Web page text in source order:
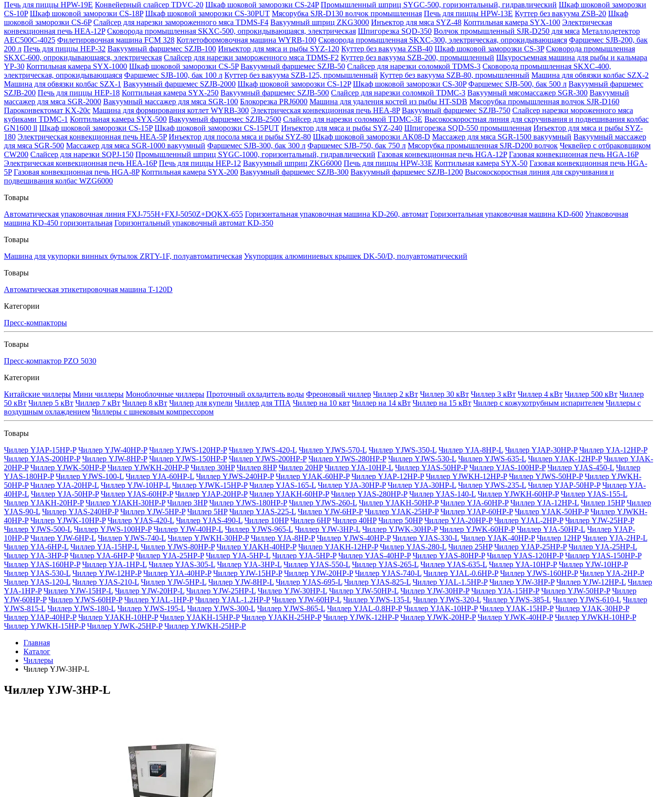
Печь для пиццы HPW-19E Конвейерный слайсер TDVC-20 Шкаф шоковой заморозки CS-24P Промышленный шприц SYGC-500, горизонтальный, гидравлический Шкаф шоковой заморозки
CS-10P Шкаф шоковой заморозки CS-18P Шкаф шоковой заморозки CS-30PUT Мясорубка SJR-D130 волчок промышленная Печь для пиццы HPW-13E Куттер без вакуума ZSB-20 Шкаф
шоковой заморозки CS-6P Слайсер для нарезки замороженного мяса TDMS-F4 Вакуумный шприц ZKG3000 Инъектор для мяса SYZ-48 Коптильная камера SYX-100 Электрическая
конвекционная печь HEA-12P Сковорода промышленная SKXC-500, опрокидывающаяся, электрическая Шпигорезка SQD-350 Волчок промышленный SJR-D250 для мяса Металлодетектор
AEC500C-4025 Филетировочная машина FCM 328 Котлетоформовочная машина WYRB-100 Сковорода промышленная SKXC-300, электрическая, опрокидывающаяся Фаршемес SJB-200, бак
200 л Печь для пиццы HEP-32 Вакуумный фаршемес SZJB-100 Инъектор для мяса и рыбы SYZ-120 Куттер без вакуума ZSB-40 Шкаф шоковой заморозки CS-3P Сковорода промышленная
SKXC-600, опрокидывающаяся, электрическая Слайсер для нарезки замороженного мяса TDMS-F2 Куттер без вакуума SZB-200, промышленный Шкуросъемная машина для рыбы и кальмара
YP-30 Коптильная камера SYX-1000 Шкаф шоковой заморозки CS-5P Вакуумный фаршемес SZJB-50 Слайсер для нарезки соломкой TDMS-3 Сковорода промышленная SKXC-400,
электрическая, опрокидывающаяся Фаршемес SJB-100, бак 100 л Куттер без вакуума SZB-125, промышленный Куттер без вакуума SZB-80, промышленный Машина для обвязки колбас SZX-2
Машина для обвязки колбас SZX-1 Вакуумный фаршемес SZJB-2000 Шкаф шоковой заморозки CS-12P Шкаф шоковой заморозки CS-30P Фаршемес SJB-500, бак 500 л Вакуумный фаршемес
SZJB-200 Печь для пиццы HEP-18 Коптильная камера SYX-250 Вакуумный фаршемес SZJB-500 Слайсер для нарезки соломкой TDMC-3 Вакуумный мясомассажер SGR-300 Вакуумный
массажер для мяса SGR-2000 Вакуумный массажер для мяса SGR-100 Блокорезка PRJ6000 Машина для удаления костей из рыбы HT-SDB Мясорубка промышленная волчок SJR-D160
Пароконвектомат KX-20c Машина для формирования котлет WYRB-300 Электрическая конвекционная печь HEA-8P Вакуумный фаршемес SZJB-750 Слайсер нарезки мороженного мяса
кубиками TDMC-1 Коптильная камера SYX-500 Вакуумный фаршемес SZJB-2500 Слайсер для нарезки соломкой TDMC-3E Высокоскоростная линия для скручивания и подвешивания колбас
GN1600 ll Шкаф шоковой заморозки CS-15P Шкаф шоковой заморозки CS-15PUT Инъектор для мяса и рыбы SYZ-240 Шпигорезка SQD-550 промышленная Инъектор для мяса и рыбы SYZ-
180 Электрическая конвекционная печь HEA-5P Инъектор для посола мяса и рыбы SYZ-80 Шкаф шоковой заморозки AK08-D Массажер для мяса SGR-1500 вакуумный Вакуумный массажер
для мяса SGR-500 Массажер для мяса SGR-1000 вакуумный Фаршемес SJB-300, бак 300 л Фаршемес SJB-750, бак 750 л Мясорубка промышленная SJR-D200 волчок Чеквейер с отбраковщиком
CW200 Слайсер для нарезки SQPJ-150 Промышленный шприц SYGC-1000, горизонтальный, гидравлический Газовая конвекционная печь HGA-12P Газовая конвекционная печь HGA-16P
Электрическая конвекционная печь HEA-16P Печь для пиццы HEP-12 Вакуумный шприц ZKG6000 Печь для пиццы HPW-33E Коптильная камера SYX-50 Газовая конвекционная печь HGA-
5P Газовая конвекционная печь HGA-8P Коптильная камера SYX-200 Вакуумный фаршемес SZJB-300 Вакуумный фаршемес SZJB-1200 Высокоскоростная линия для скручивания и
подвешивания колбас WZG6000
Товары
Автоматическая упаковочная линия FXJ-755H+FXJ-5050Z+DQKX-655 Горизонтальная упаковочная машина KD-260, автомат Горизонтальная упаковочная машина KD-600 Упаковочная
машина KD-450 горизонтальная Горизонтальный упаковочный автомат KD-350
Товары
Машина для укупорки винных бутылок ZRTY-1F, полуавтоматическая Укупорщик алюминиевых крышек DK-50/D, полуавтоматический
Товары
Автоматическая этикетировочная машина T-120D
Категории
Пресс-компакторы
Товары
Пресс-компактор PZO 5030
Категории
Китайские чиллеры Мини чиллеры Моноблочные чиллеры Проточный охладитель воды Фреоновый чиллер Чиллер 2 кВт Чиллер 30 кВт Чиллер 3 кВт Чиллер 4 кВт Чиллер 500 кВт Чиллер
50 кВт Чиллер 5 кВт Чиллер 7 кВт Чиллер 8 кВт Чиллер для купели Чиллер для ТПА Чиллер на 10 квт Чиллер на 14 кВт Чиллер на 15 кВт Чиллер с кожухотрубным испарителем Чиллеры с
воздушным охлаждением Чиллеры с шнековым компрессором
Товары
Чиллер YJAP-15HP-P Чиллер YJW-40HP-P Чиллер YJWS-120HP-P Чиллер YJWS-420-L Чиллер YJWS-570-L Чиллер YJWS-350-L Чиллер YJA-8HP-L Чиллер YJAP-30HP-P Чиллер YJA-12HP-P
Чиллер YJAS-200HP-P Чиллер YJW-8HP-P Чиллер YJWS-150HP-P Чиллер YJWS-200HP-P Чиллер YJWS-280HP-P Чиллер YJWS-530-L Чиллер YJWS-635-L Чиллер YJAK-12HP-P Чиллер YJAK-
20HP-P Чиллер YJWK-50HP-P Чиллер YJWKH-20HP-P Чиллер 30HP Чиллер 8HP Чиллер 20HP Чиллер YJA-10HP-L Чиллер YJAS-50HP-P Чиллер YJAS-100HP-P Чиллер YJAS-450-L Чиллер
YJAS-180HP-P Чиллер YJWS-100-L Чиллер YJA-60HP-L Чиллер YJWS-240HP-P Чиллер YJAK-60HP-P Чиллер YJAP-12HP-P Чиллер YJWKH-12HP-P Чиллер YJWS-50HP-P Чиллер YJWKH-
50HP-P Чиллер YJA-20HP-L Чиллер YJW-10HP-L Чиллер YJWK-15HP-P Чиллер YJAS-165-L Чиллер YJA-30HP-P Чиллер YJA-30HP-L Чиллер YJWS-235-L Чиллер YJAP-50HP-P Чиллер YJA-
40HP-L Чиллер YJA-50HP-P Чиллер YJAS-60HP-P Чиллер YJAP-20HP-P Чиллер YJAKH-60HP-P Чиллер YJAS-280HP-P Чиллер YJAS-140-L Чиллер YJWKH-60HP-P Чиллер YJAS-155-L
Чиллер YJAKH-20HP-P Чиллер YJAKH-30HP-P Чиллер 3HP Чиллер YJWS-180HP-P Чиллер YJWS-260-L Чиллер YJAKH-50HP-P Чиллер YJA-60HP-P Чиллер YJA-12HP-L Чиллер 15HP Чиллер
YJAS-90-L Чиллер YJAS-240HP-P Чиллер YJW-5HP-P Чиллер 5HP Чиллер YJAS-225-L Чиллер YJW-6HP-P Чиллер YJAK-25HP-P Чиллер YJAP-60HP-P Чиллер YJAK-50HP-P Чиллер YJWKH-
40HP-P Чиллер YJWK-10HP-P Чиллер YJAS-420-L Чиллер YJAS-490-L Чиллер 10HP Чиллер 6HP Чиллер 40HP Чиллер 50HP Чиллер YJA-20HP-P Чиллер YJAL-2HP-P Чиллер YJW-25HP-P
Чиллер YJWS-500-L Чиллер YJWS-100HP-P Чиллер YJW-40HP-L Чиллер YJWS-965-L Чиллер YJW-3HP-L Чиллер YJWK-30HP-P Чиллер YJWK-60HP-P Чиллер YJA-50HP-L Чиллер YJAP-
10HP-P Чиллер YJW-6HP-L Чиллер YJWS-740-L Чиллер YJWKH-30HP-P Чиллер YJA-8HP-P Чиллер YJWS-40HP-P Чиллер YJAS-330-L Чиллер YJAK-40HP-P Чиллер 12HP Чиллер YJA-2HP-L
Чиллер YJA-6HP-L Чиллер YJA-15HP-L Чиллер YJWS-80HP-P Чиллер YJAKH-40HP-P Чиллер YJAKH-12HP-P Чиллер YJAS-280-L Чиллер 25HP Чиллер YJAP-25HP-P Чиллер YJA-25HP-L
Чиллер YJA-3HP-P Чиллер YJA-6HP-P Чиллер YJA-25HP-P Чиллер YJA-5HP-L Чиллер YJA-5HP-P Чиллер YJAS-40HP-P Чиллер YJAS-80HP-P Чиллер YJAS-120HP-P Чиллер YJAS-150HP-P
Чиллер YJAS-160HP-P Чиллер YJA-1HP-L Чиллер YJAS-305-L Чиллер YJA-3HP-L Чиллер YJAS-550-L Чиллер YJAS-265-L Чиллер YJAS-635-L Чиллер YJA-10HP-P Чиллер YJW-10HP-P
Чиллер YJAS-530-L Чиллер YJW-12HP-P Чиллер YJA-40HP-P Чиллер YJW-15HP-P Чиллер YJW-20HP-P Чиллер YJAS-740-L Чиллер YJAL-0.6HP-P Чиллер YJWS-160HP-P Чиллер YJA-2HP-P
Чиллер YJAS-120-L Чиллер YJAS-210-L Чиллер YJW-5HP-L Чиллер YJW-8HP-L Чиллер YJAS-695-L Чиллер YJAS-825-L Чиллер YJAL-1.5HP-P Чиллер YJW-3HP-P Чиллер YJW-12HP-L Чиллер
YJA-1HP-P Чиллер YJW-15HP-L Чиллер YJW-20HP-L Чиллер YJW-25HP-L Чиллер YJW-30HP-L Чиллер YJW-50HP-L Чиллер YJW-30HP-P Чиллер YJA-15HP-P Чиллер YJW-50HP-P Чиллер
YJW-60HP-P Чиллер YJWS-60HP-P Чиллер YJAL-1HP-P Чиллер YJAL-1.2HP-P Чиллер YJW-60HP-L Чиллер YJWS-135-L Чиллер YJWS-320-L Чиллер YJWS-385-L Чиллер YJWS-610-L Чиллер
YJWS-815-L Чиллер YJWS-180-L Чиллер YJWS-195-L Чиллер YJWS-300-L Чиллер YJWS-865-L Чиллер YJAL-0.8HP-P Чиллер YJAK-10HP-P Чиллер YJAK-15HP-P Чиллер YJAK-30HP-P
Чиллер YJAP-40HP-P Чиллер YJAKH-10HP-P Чиллер YJAKH-15HP-P Чиллер YJAKH-25HP-P Чиллер YJWK-12HP-P Чиллер YJWK-20HP-P Чиллер YJWK-40HP-P Чиллер YJWKH-10HP-P
Чиллер YJWKH-15HP-P Чиллер YJWK-25HP-P Чиллер YJWKH-25HP-P
Главная
Каталог
Чиллеры
Чиллер YJW-3HP-L
Чиллер YJW-3HP-L